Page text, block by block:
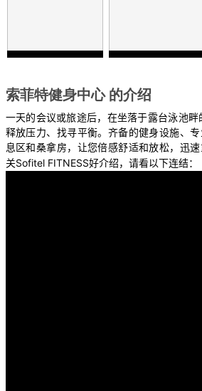
索菲特健身中心 的介绍
一天的会议或旅途后，在坐落于露台泳池畔
释放压力、找寻平衡。齐备的健身设施、
息区和桑拿房，让您倍感舒适和放松，迅
关Sofitel FITNESS好介绍，请看以下连结：